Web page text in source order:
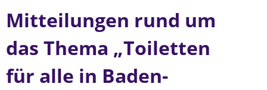
Mitteilungen rund um
das Thema „Toiletten
für alle in Baden-